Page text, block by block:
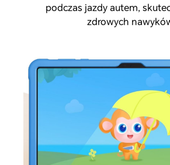
podczas jazdy autem,
zdrowych